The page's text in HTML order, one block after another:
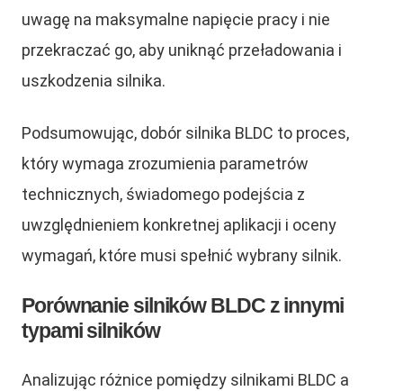
uwagę na maksymalne napięcie pracy i nie
przekraczać go, aby uniknąć przeładowania i
uszkodzenia silnika.
Podsumowując, dobór silnika BLDC to proces,
który wymaga zrozumienia parametrów
technicznych, świadomego podejścia z
uwzględnieniem konkretnej aplikacji i oceny
wymagań, które musi spełnić wybrany silnik.
Porównanie silników BLDC z innymi
typami silników
Analizując różnice pomiędzy silnikami BLDC a